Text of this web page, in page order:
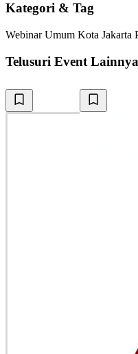
Kategori & Tag
WebinarUmum Kota Jakarta
Telusuri Event Lainnya